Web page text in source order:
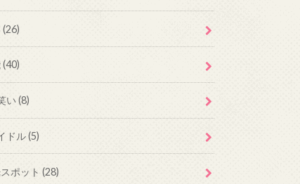
(26)
(40)
い (8)
ドル(5)
ポット(28)